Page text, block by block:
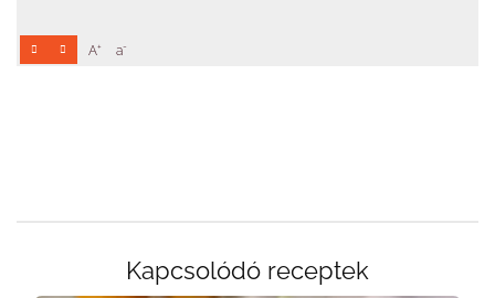
A+ a-
Kapcsolódó receptek